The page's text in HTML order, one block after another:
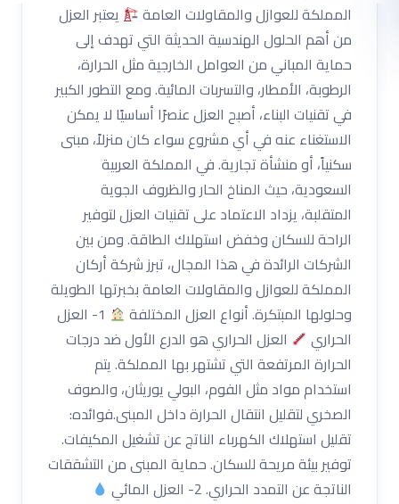
المملكة للعوازل والمقاولات العامة
يعتبر العزل
من أهم الحلول الهندسية الحديثة التي تهدف إلى
حماية المباني من العوامل الخارجية مثل الحرارة،
الرطوبة، الأمطار، والتسربات المائية. ومع التطور الكبير
في تقنيات البناء، أصبح العزل عنصرًا أساسيًا لا يمكن
الاستغناء عنه في أي مشروع سواء كان منزلاً، مبنى
سكنياً، أو منشأة تجارية. في المملكة العربية
السعودية، حيث المناخ الحار والظروف الجوية
المتقلبة، يزداد الاعتماد على تقنيات العزل لتوفير
الراحة للسكان وخفض استهلاك الطاقة. ومن بين
الشركات الرائدة في هذا المجال، تبرز شركة أركان
المملكة للعوازل والمقاولات العامة بخبرتها الطويلة
وحلولها المبتكرة. أنواع العزل المختلفة
1- العزل
الحراري
العزل الحراري هو الدرع الأول ضد درجات
الحرارة المرتفعة التي تشتهر بها المملكة. يتم
استخدام مواد مثل الفوم، البولي يوريثان، والصوف
الصخري لتقليل انتقال الحرارة داخل المبنى.فوائده:
تقليل استهلاك الكهرباء الناتج عن تشغيل المكيفات.
توفير بيئة مريحة للسكان. حماية المبنى من التشققات
الناتجة عن التمدد الحراري. 2- العزل المائي